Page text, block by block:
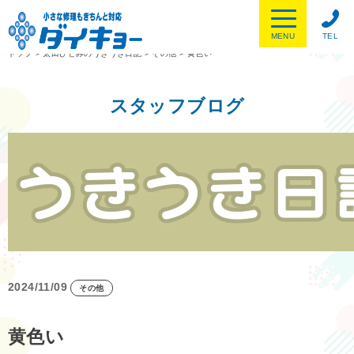
TEL
MENU
トップ
> 太田ひとみのうきうき日記 > その他 > 黄色い
スタッフブログ
2024/11/09 その他
黄色い